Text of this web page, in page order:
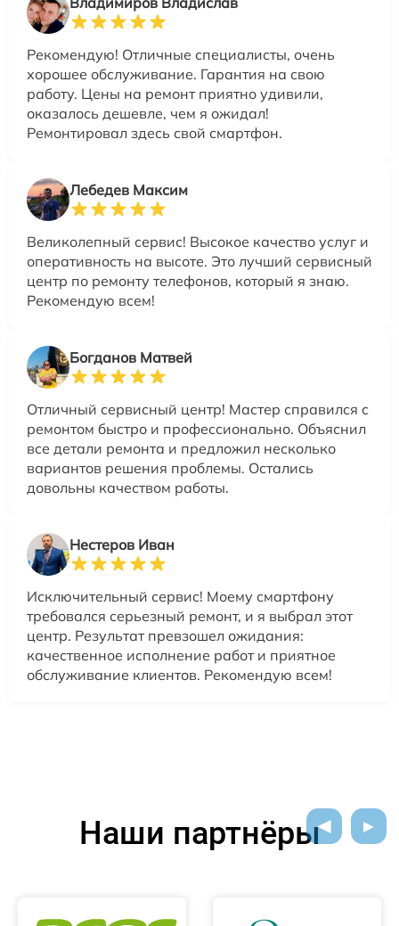
Рекомендую! Отличные специалисты, очень
хорошее обслуживание. Гарантия на свою
работу. Цены на ремонт приятно удивили,
оказалось дешевле, чем я ожидал!
Ремонтировал здесь свой смартфон.
Лебедев Максим
Великолепный сервис! Высокое качество услуг и
оперативность на высоте. Это лучший сервисный
центр по ремонту телефонов, который я знаю.
Рекомендую всем!
Богданов Матвей
Отличный сервисный центр! Мастер справился с
ремонтом быстро и профессионально. Объяснил
все детали ремонта и предложил несколько
вариантов решения проблемы. Остались
довольны качеством работы.
Нестеров Иван
Исключительный сервис! Моему смартфону
требовался серьезный ремонт, и я выбрал этот
центр. Результат превзошел ожидания:
качественное исполнение работ и приятное
обслуживание клиентов. Рекомендую всем!
Наши партнёры